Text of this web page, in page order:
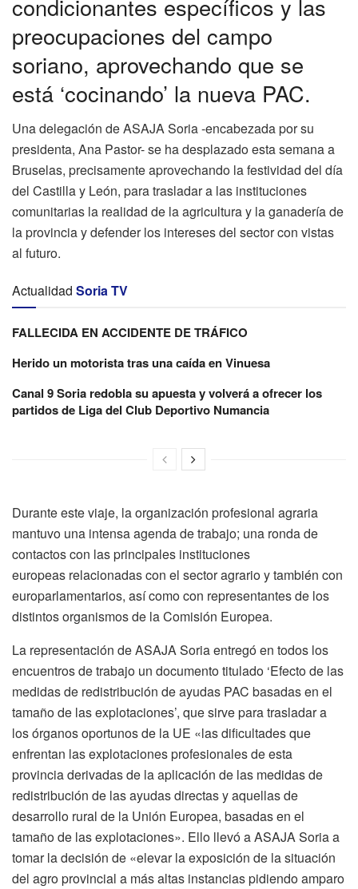
condicionantes específicos y las
preocupaciones del campo
soriano, aprovechando que se
está ‘cocinando’ la nueva PAC.
Una delegación de ASAJA Soria -encabezada por su
presidenta, Ana Pastor- se ha desplazado esta semana a
Bruselas, precisamente aprovechando la festividad del día
del Castilla y León, para trasladar a las instituciones
comunitarias la realidad de la agricultura y la ganadería de
la provincia y defender los intereses del sector con vistas
al futuro.
Actualidad Soria TV
FALLECIDA EN ACCIDENTE DE TRÁFICO
Herido un motorista tras una caída en Vinuesa
Canal 9 Soria redobla su apuesta y volverá a ofrecer los
partidos de Liga del Club Deportivo Numancia
Durante este viaje, la organización profesional agraria
mantuvo una intensa agenda de trabajo; una ronda de
contactos con las principales instituciones
europeas relacionadas con el sector agrario y también con
europarlamentarios, así como con representantes de los
distintos organismos de la Comisión Europea.
La representación de ASAJA Soria entregó en todos los
encuentros de trabajo un documento titulado ‘Efecto de las
medidas de redistribución de ayudas PAC basadas en el
tamaño de las explotaciones’, que sirve para trasladar a
los órganos oportunos de la UE «las dificultades que
enfrentan las explotaciones profesionales de esta
provincia derivadas de la aplicación de las medidas de
redistribución de las ayudas directas y aquellas de
desarrollo rural de la Unión Europea, basadas en el
tamaño de las explotaciones». Ello llevó a ASAJA Soria a
tomar la decisión de «elevar la exposición de la situación
del agro provincial a más altas instancias pidiendo amparo